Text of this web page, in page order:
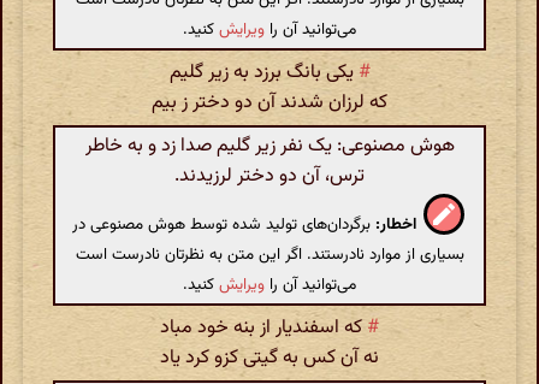
می‌توانید آن را ویرایشکنید.
# یکی بانگ برزد به زیر گلیم
که لرزان شدند آن دو دختر ز بیم
هوش مصنوعی: یک نفر زیر گلیم صدا زد و به خاطر
ترس، آن دو دختر لرزیدند.
اخطار: برگردان‌های تولید شده توسط هوش مصنوعی در
بسیاری از موارد نادرستند. اگر این متن به نظرتان نادرست است
می‌توانید آن را ویرایشکنید.
#که اسفندیار از بنه خود مباد
نه آن کس به گیتی کزو کرد یاد